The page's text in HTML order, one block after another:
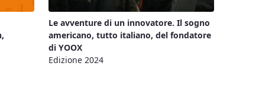
Le avventure di un innovatore. Il sogno
americano, tutto italiano, del fondatore
di YOOX
Edizione 2024